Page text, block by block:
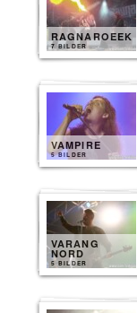
RAGNAROEEK
7 BILDER
VAMPIRE
5 BILDER
VARANG
NORD
5 BILDER